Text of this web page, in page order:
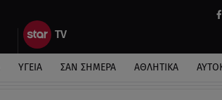
ΥΓΕΙΑ ΣΑΝ ΣΗΜΕΡΑ ΑΘΛΗΤΙΚΑ